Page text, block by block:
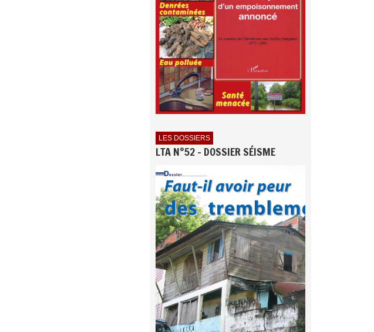
LES DOSSIERS
LTA N°52 - DOSSIER SÉISME